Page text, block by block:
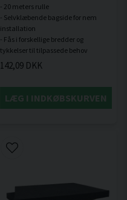
- 20 meters rulle
- Selvklæbende bagside for nem
installation
- Fås i forskellige bredder og
142,09 DKK
LÆG I INDKØBSKURVEN